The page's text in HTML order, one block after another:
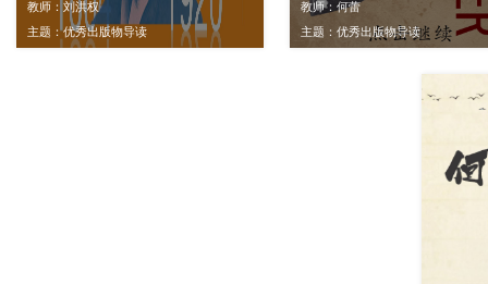
教师：刘洪权
主题：优秀出版物导读
教师：何蕾
主题：优秀出版物导读